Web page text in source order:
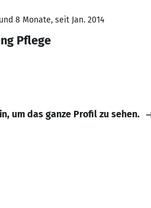
8 Monate, seit Jan. 2014
Pflege
um das ganze Profil zu sehen.